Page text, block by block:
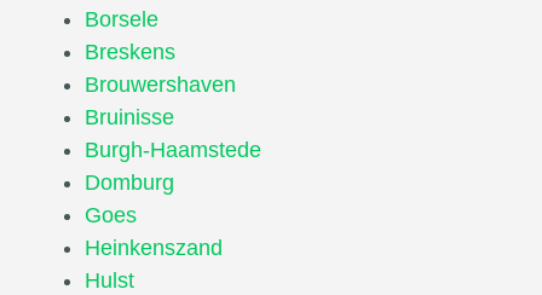
Borsele
Breskens
Brouwershaven
Bruinisse
Burgh-Haamstede
Domburg
Goes
Heinkenszand
Hulst